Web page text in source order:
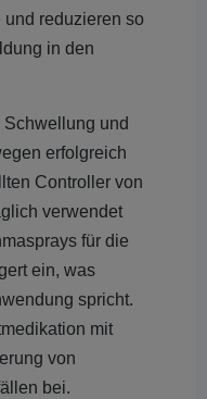
und reduzieren so
in den
und
erfolgreich
Controller von
verwendet
für die
ein, was
spricht.
mit
von
bei.